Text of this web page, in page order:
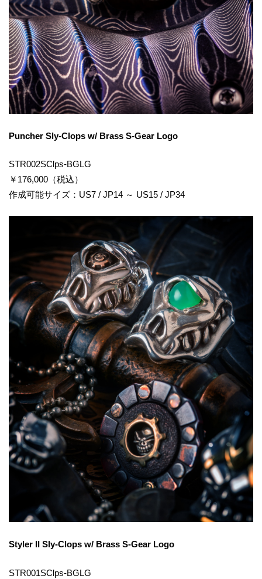
Puncher Sly-Clops w/ Brass S-Gear Logo
STR002SClps-BGLG
￥176,000（税込）
作成可能サイズ：US7 / JP14 ～ US15 / JP34
Styler II Sly-Clops w/ Brass S-Gear Logo
STR001SClps-BGLG